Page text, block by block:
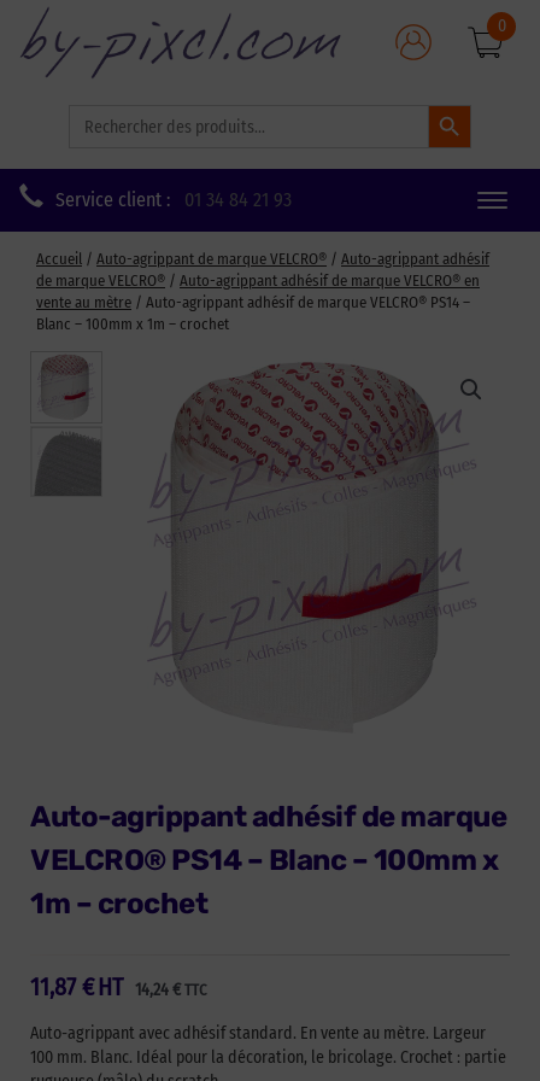
for:
Search Button
0
Service client : 01 34 84 21 93
Toggle
Accueil / Auto-agrippant de marque VELCRO® / Auto-agrippant adhésif
de marque VELCRO® / Auto-agrippant adhésif de marque VELCRO® en
vente au mètre / Auto-agrippant adhésif de marque VELCRO® PS14 –
Blanc – 100mm x 1m – crochet
Auto-agrippant adhésif de marque
VELCRO® PS14 – Blanc – 100mm x
1m – crochet
11,87€ 14,24€ TTC
HT
Auto-agrippant avec adhésif standard. En vente au mètre. Largeur
100 mm. Blanc. Idéal pour la décoration, le bricolage. Crochet : partie